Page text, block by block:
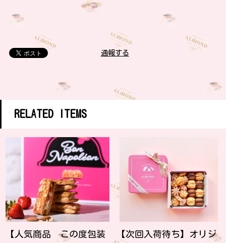
通報する
RELATED ITEMS
【人気商品 この度包装
【次回入荷待ち】オリジ